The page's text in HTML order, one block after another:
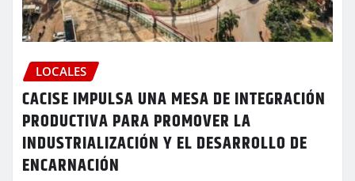
LOCALES
CACISE IMPULSA UNA MESA DE INTEGRACIÓN
PRODUCTIVA PARA PROMOVER LA
INDUSTRIALIZACIÓN Y EL DESARROLLO DE
ENCARNACIÓN